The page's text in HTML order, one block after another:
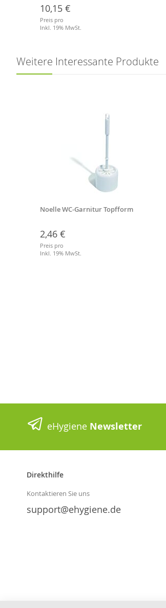
10,15 €
Preis pro
Inkl. 19% MwSt.
Weitere Interessante Produkte
Noelle WC-Garnitur Topfform
2,46 €
Preis pro
Inkl. 19% MwSt.
eHygiene Newsletter
Direkthilfe
Kontaktieren Sie uns
support@ehygiene.de